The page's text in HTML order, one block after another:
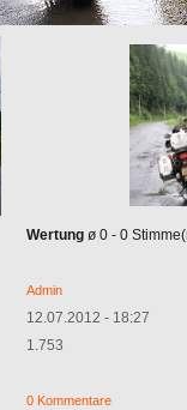
Wertung ø 0 - 0
Admin
12.07.2012 - 18:27
1.753
0 Kommentare